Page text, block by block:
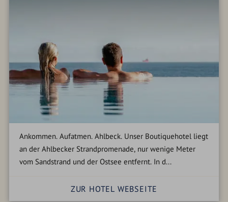
Ankommen. Aufatmen. Ahlbeck. Unser Boutiquehotel liegt
an der Ahlbecker Strandpromenade, nur wenige Meter
vom Sandstrand und der Ostsee entfernt. In d...
ZUR HOTEL WEBSEITE